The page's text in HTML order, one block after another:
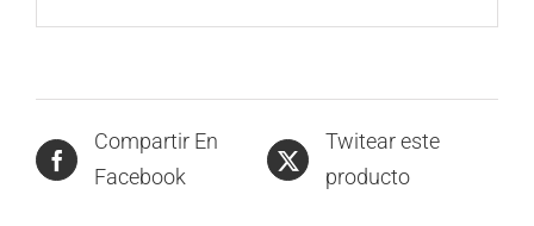
Compartir En
Facebook
Twitear este
producto